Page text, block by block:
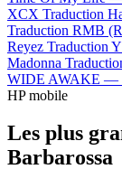
XCX Traduction
Traduction RMB
Reyez Traduction
Madonna
WIDE AWAKE —
HP mobile
Les plus
Barbarossa